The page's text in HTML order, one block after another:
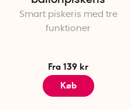
Smart piskeris med tre
funktioner
Fra 139 kr
Køb